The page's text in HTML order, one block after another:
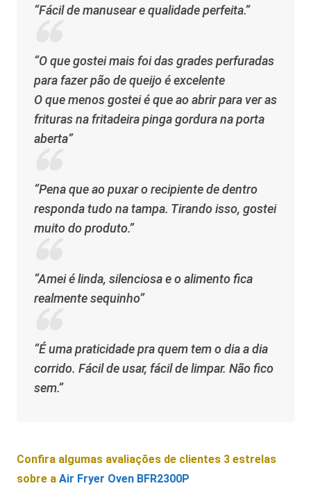
“Fácil de manusear e qualidade perfeita.”
“O que gostei mais foi das grades perfuradas
para fazer pão de queijo é excelente
O que menos gostei é que ao abrir para ver as
frituras na fritadeira pinga gordura na porta
aberta”
“Pena que ao puxar o recipiente de dentro
responda tudo na tampa. Tirando isso, gostei
muito do produto.”
“Amei é linda, silenciosa e o alimento fica
realmente sequinho”
“É uma praticidade pra quem tem o dia a dia
corrido. Fácil de usar, fácil de limpar. Não fico
sem.”
Confira algumas avaliações de clientes 3 estrelas
sobre a Air Fryer Oven BFR2300P